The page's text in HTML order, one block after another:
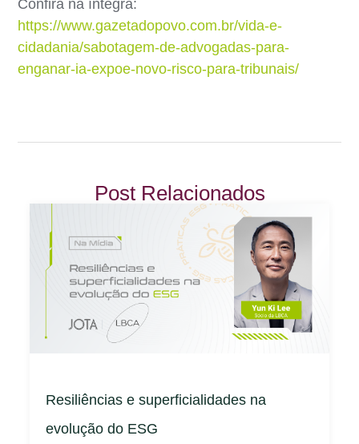
Confira na íntegra:
https://www.gazetadopovo.com.br/vida-e-
cidadania/sabotagem-de-advogadas-para-
enganar-ia-expoe-novo-risco-para-tribunais/
Post Relacionados
Resiliências e superficialidades na
evolução do ESG